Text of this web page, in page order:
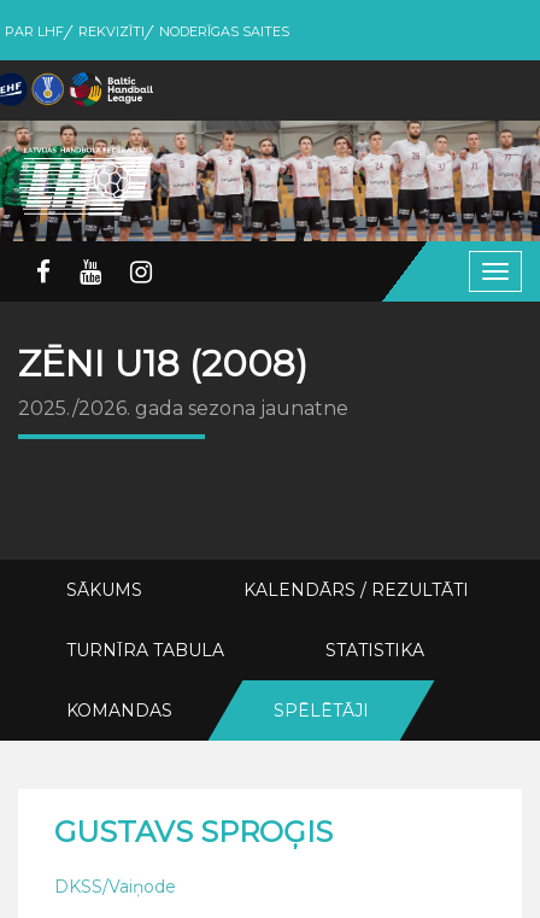
PAR LHF REKVIZĪTI NODERĪGAS SAITES
ZĒNI U18 (2008)
2025./2026. gada sezona jaunatne
SĀKUMS KALENDĀRS / REZULTĀTI
TURNĪRA TABULA STATISTIKA
KOMANDAS SPĒLĒTĀJI
GUSTAVS SPROĢIS
DKSS/Vaiņode